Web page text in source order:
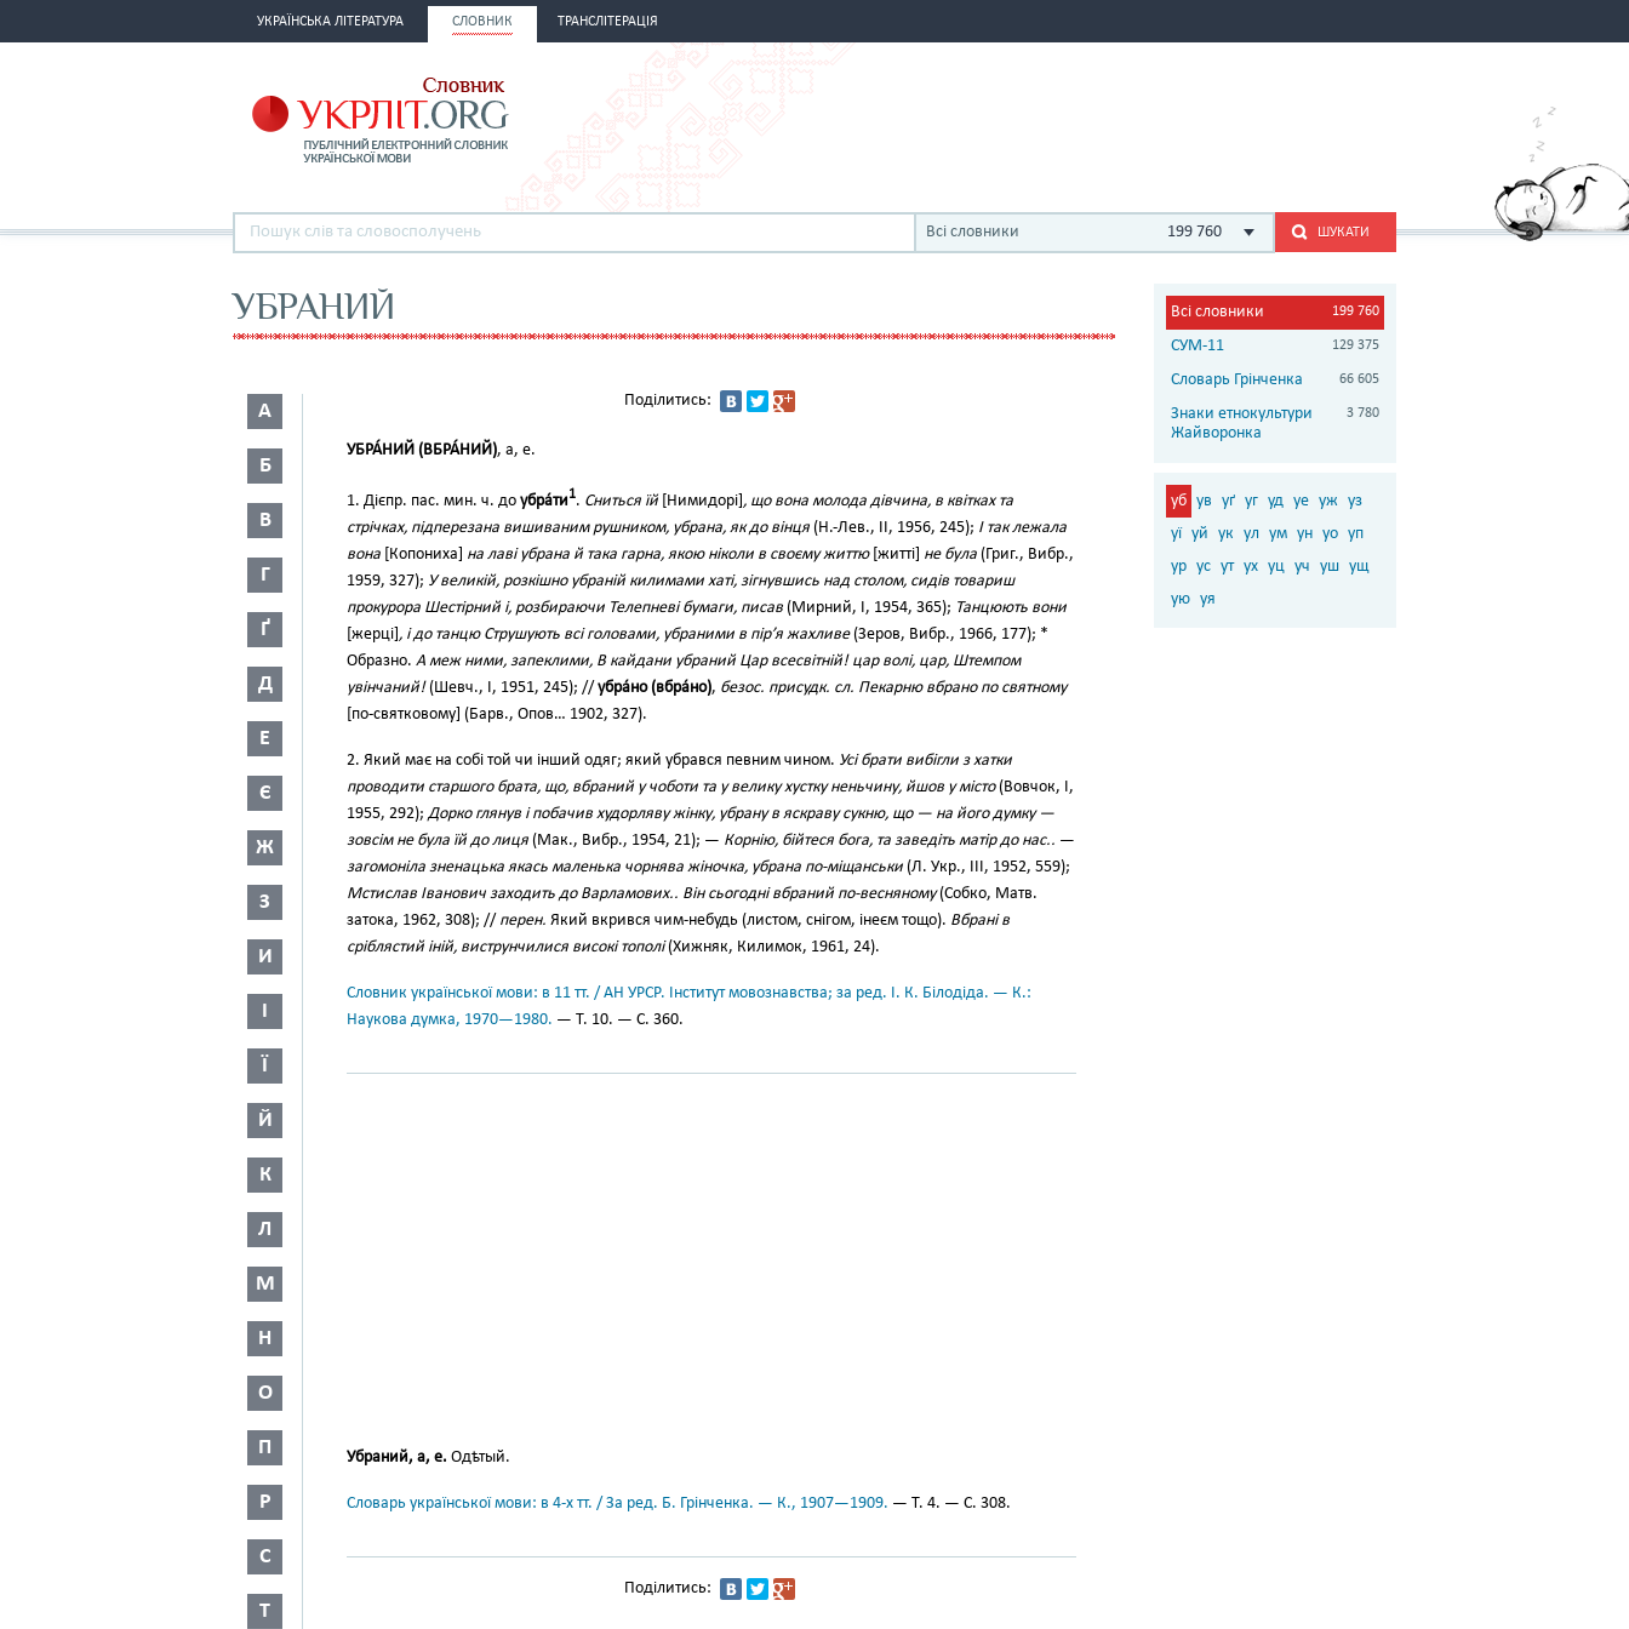
УКРАЇНСЬКА ЛІТЕРАТУРА СЛОВНИК ТРАНСЛІТЕРАЦІЯ
Всі словники 199 760 ШУКАТИ
УБРАНИЙ
А
Б
В
Г
Ґ
Д
Е
Є
Ж
З
И
І
Ї
Й
К
Л
М
Н
О
П
Р
С
Т
Поділитись:
УБРА́НИЙ (ВБРА́НИЙ), а, е.
1. Дієпр. пас. мин. ч. до убра́ти1. Сниться їй [Нимидорі] , що вона молода дівчина, в квітках та
стрічках, підперезана вишиваним рушником, убрана, як до вінця (Н.-Лев., II, 1956, 245); І так лежала
вона [Копониха] на лаві убрана й така гарна, якою ніколи в своєму життю[житті] не була (Григ., Вибр.,
1959, 327); У великій, розкішно убраній килимами хаті, зігнувшись над столом, сидів товариш
прокурора Шестірний і, розбираючи Телепневі бумаги, писав (Мирний, І, 1954, 365); Танцюють вони
[жерці] , і до танцю Струшують всі головами, убраними в пір’я жахливе(Зеров, Вибр., 1966, 177); *
Образно. А меж ними, запеклими, В кайдани убраний Цар всесвітній! цар волі, цар, Штемпом
увінчаний!(Шевч., І, 1951, 245); //убра́но (вбра́но), безос. присудк. сл. Пекарню вбрано по святному
[по-святковому] (Барв., Опов… 1902, 327).
2. Який має на собі той чи інший одяг; який убрався певним чином. Усі брати вибігли з хатки
проводити старшого брата, що, вбраний у чоботи та у велику хустку неньчину, йшов у місто(Вовчок, І,
1955, 292); Дорко глянув і побачив худорляву жінку, убрану в яскраву сукню, що — на його думку —
зовсім не була їй до лиця (Мак., Вибр., 1954, 21); — Корнію, бійтеся бога, та заведіть матір до нас.. —
загомоніла зненацька якась маленька чорнява жіночка, убрана по-міщанськи (Л. Укр., III, 1952, 559);
Мстислав Іванович заходить до Варламових.. Він сьогодні вбраний по-весняному(Собко, Матв.
затока, 1962, 308); // перен. Який вкрився чим-небудь (листом, снігом, інеєм тощо). Вбрані в
сріблястий іній, виструнчилися високі тополі(Хижняк, Килимок, 1961, 24).
Словник української мови: в 11 тт. / АН УРСР. Інститут мовознавства; за ред. І. К. Білодіда. — К.:
Наукова думка, 1970—1980. — Т. 10. — С. 360.
Убраний, а, е. Одѣтый.
Словарь української мови: в 4-х тт. / За ред. Б. Грінченка. — К., 1907—1909. — Т. 4. — С. 308.
Поділитись:
Всі словники 199 760
СУМ-11 129 375
Словарь Грінченка 66 605
Знаки етнокультури
Жайворонка
3 780
уб ув уґ уг уд уе уж уз
уї уй ук ул ум ун уо уп
ур ус ут ух уц уч уш ущ
ую уя